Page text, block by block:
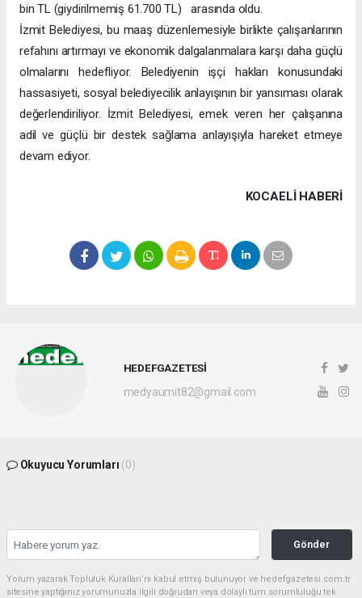
bin TL (giydirilmemiş 61.700 TL) arasında oldu.
İzmit Belediyesi, bu maaş düzenlemesiyle birlikte çalışanlarının
refahını artırmayı ve ekonomik dalgalanmalara karşı daha güçlü
olmalarını hedefliyor. Belediyenin işçi hakları konusundaki
hassasiyeti, sosyal belediyecilik anlayışının bir yansıması olarak
değerlendiriliyor. İzmit Belediyesi, emek veren her çalışanına
adil ve güçlü bir destek sağlama anlayışıyla hareket etmeye
devam ediyor.
KOCAELI HABERİ
HEDEFGAZETESİ
medyaumit82@gmail.com
Okuyucu Yorumları (0)
Gönder
Yorum yazarak Topluluk Kuralları’nı kabul etmiş bulunuyor ve hedefgazetesi.com.tr
sitesine yaptığınız yorumunuzla ilgili doğrudan veya dolaylı tüm sorumluluğu tek